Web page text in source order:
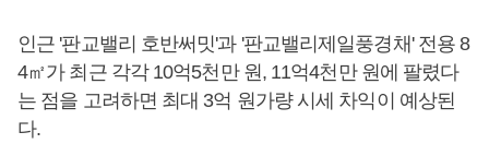
인근 '판교밸리 호반써밋'과 '판교밸리제일풍경채' 전용 8
4㎡가 최근 각각 10억5천만 원, 11억4천만 원에 팔렸다
는 점을 고려하면 최대 3억 원가량 시세 차익이 예상된
다.